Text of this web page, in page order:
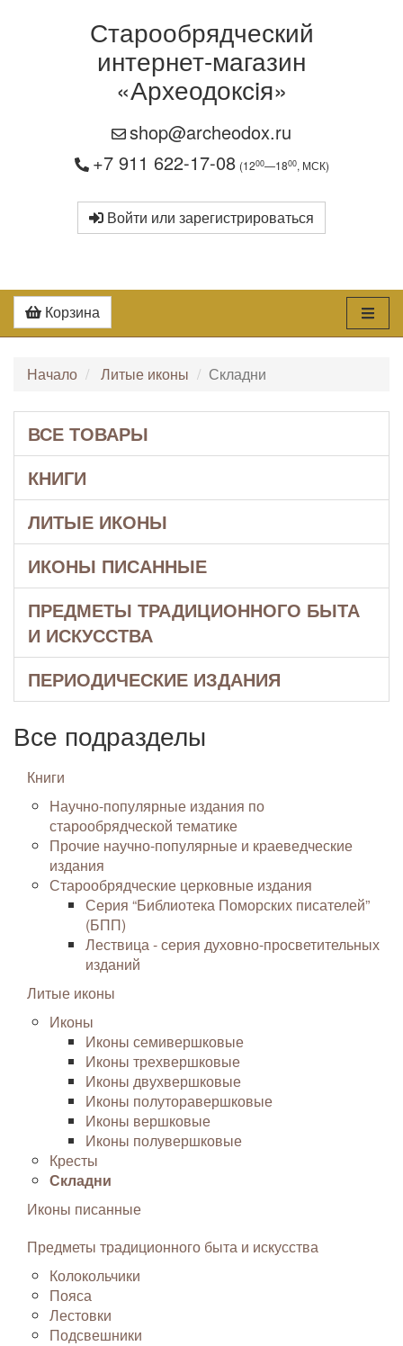
Старообрядческий
интернет-магазин
«Археодоксiя»
shop@archeodox.ru
+7 911 622-17-08 (1200—1800, МСК)
Войти или зарегистрироваться
Корзина
Начало Литые иконы Складни
ВСЕ ТОВАРЫ
КНИГИ
ЛИТЫЕ ИКОНЫ
ИКОНЫ ПИСАННЫЕ
ПРЕДМЕТЫ ТРАДИЦИОННОГО БЫТА
И ИСКУССТВА
ПЕРИОДИЧЕСКИЕ ИЗДАНИЯ
Все подразделы
Книги
Научно-популярные издания по
старообрядческой тематике
Прочие научно-популярные и краеведческие
издания
Старообрядческие церковные издания
Серия “Библиотека Поморских писателей”
(БПП)
Лествица - серия духовно-просветительных
изданий
Литые иконы
Иконы
Иконы семивершковые
Иконы трехвершковые
Иконы двухвершковые
Иконы полуторавершковые
Иконы вершковые
Иконы полувершковые
Кресты
Складни
Иконы писанные
Предметы традиционного быта и искусства
Колокольчики
Пояса
Лестовки
Подсвешники